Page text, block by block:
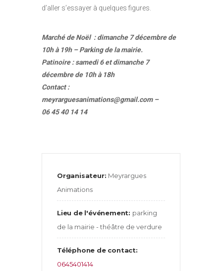
d’aller s’essayer à quelques figures.
Marché de Noël : dimanche 7 décembre de
10h à 19h – Parking de la mairie.
Patinoire : samedi 6 et dimanche 7
décembre de 10h à 18h
Contact :
meyrarguesanimations@gmail.com –
06 45 40 14 14
Organisateur: Meyrargues
Animations
Lieu de l'événement: parking
de la mairie - théâtre de verdure
Téléphone de contact:
0645401414